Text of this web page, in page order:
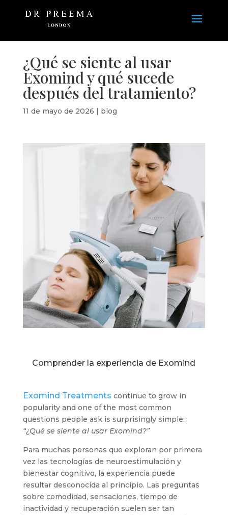
¿Qué se siente al usar
Exomind y qué sucede
después del tratamiento?
11 de mayo de 2026 | blog
Comprender la experiencia de Exomind
Exomind Treatments continue to grow in
popularity and one of the most common
questions people ask is surprisingly simple:
“¿Qué se siente al usar Exomind?”
Para muchas personas que exploran por primera
vez las tecnologías de neuroestimulación y
bienestar cognitivo, la experiencia puede
resultar desconocida al principio. Las preguntas
sobre comodidad, sensaciones, tiempo de
inactividad y recuperación suelen ser tan